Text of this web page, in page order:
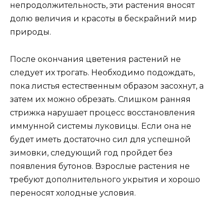
непродолжительность, эти растения вносят
долю величия и красоты в бескрайний мир
природы.
После окончания цветения растений не
следует их трогать. Необходимо подождать,
пока листья естественным образом засохнут, а
затем их можно обрезать. Слишком ранняя
стрижка нарушает процесс восстановления
иммунной системы луковицы. Если она не
будет иметь достаточно сил для успешной
зимовки, следующий год пройдет без
появления бутонов. Взрослые растения не
требуют дополнительного укрытия и хорошо
переносят холодные условия.